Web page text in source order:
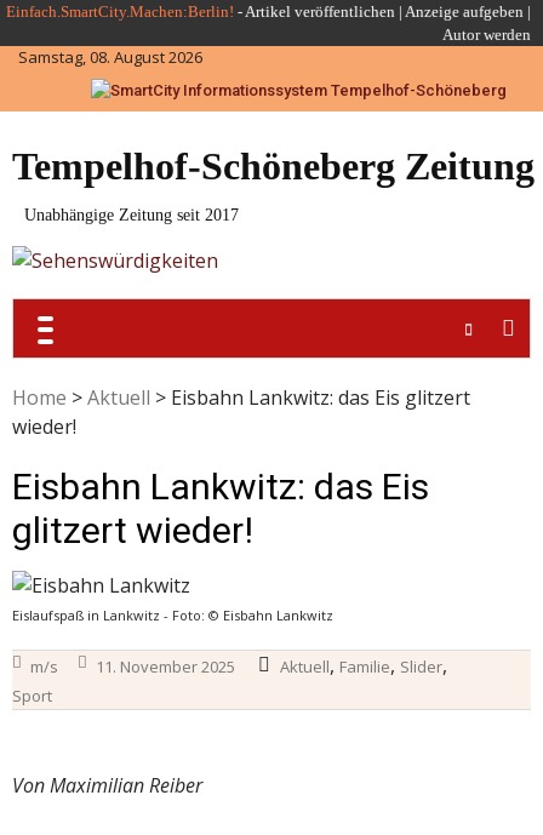
Skip
to
content
Einfach.SmartCity.Machen:Berlin! -Artikel veröffentlichen | Anzeige aufgeben |
Autor werden
Samstag, 08. August 2026
Tempelhof-Schöneberg Zeitung
Unabhängige Zeitung seit 2017
Home >Aktuell > Eisbahn Lankwitz: das Eis glitzert
wieder!
Eisbahn Lankwitz: das Eis
glitzert wieder!
Eislaufspaß in Lankwitz - Foto: © Eisbahn Lankwitz
m/s 11. November 2025 Aktuell, Familie, Slider,
Sport
Von Maximilian Reiber